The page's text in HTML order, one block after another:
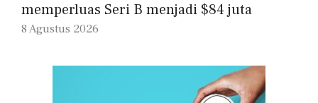
memperluas Seri B menjadi $84 juta
8 Agustus 2026